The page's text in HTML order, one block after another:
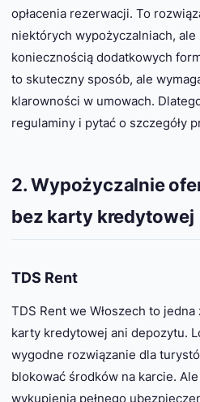
opłacenia rezerwacji. To
niektórych wypożyczalniach,
koniecznością dodatkowych
to skuteczny sposób, ale
klarowności w umowach.
regulaminy i pytać o szczegóły
2. Wypożyczalnie
bez karty kredytowej
TDS Rent
TDS Rent we Włoszech to
karty kredytowej ani depozytu.
wygodne rozwiązanie dla
blokować środków na karcie.
wykupienia pełnego